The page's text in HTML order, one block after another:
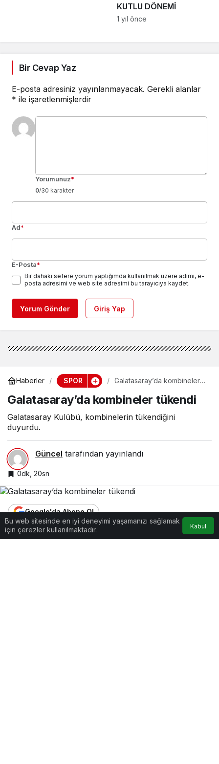
KUTLU DÖNEMİ
1 yıl önce
Bir Cevap Yaz
E-posta adresiniz yayınlanmayacak. Gerekli alanlar
* ile işaretlenmişlerdir
Yorumunuz*
0/30 karakter
Ad*
E-Posta*
Bir dahaki sefere yorum yaptığımda kullanılmak üzere adımı, e-
posta adresimi ve web site adresimi bu tarayıcıya kaydet.
Yorum Gönder Giriş Yap
Haberler SPOR
Galatasaray’da kombineler
Galatasaray’da kombineler tükendi
Galatasaray Kulübü, kombinelerin tükendiğini
duyurdu.
Güncel tarafından yayınlandı
0dk, 20sn
Google'da Abone Ol
0 Paylaş Beğen
Bu web sitesinde en iyi deneyimi yaşamanızı sağlamak
için çerezler kullanılmaktadır.
Kabul